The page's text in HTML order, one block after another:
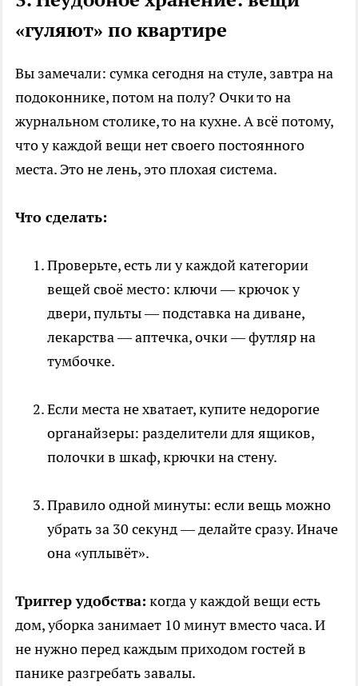
«гуляют» по квартире
Вы замечали: сумка сегодня на стуле, завтра на
подоконнике, потом на полу? Очки то на
журнальном столике, то на кухне. А всё потому,
что у каждой вещи нет своего постоянного
места. Это не лень, это плохая система.
Что сделать:
Проверьте, есть ли у каждой категории
вещей своё место: ключи — крючок у
двери, пульты — подставка на диване,
лекарства — аптечка, очки — футляр на
тумбочке.
Если места не хватает, купите недорогие
органайзеры: разделители для ящиков,
полочки в шкаф, крючки на стену.
Правило одной минуты: если вещь можно
убрать за 30 секунд — делайте сразу. Иначе
она «уплывёт».
Триггер удобства: когда у каждой вещи есть
дом, уборка занимает 10 минут вместо часа. И
не нужно перед каждым приходом гостей в
панике разгребать завалы.